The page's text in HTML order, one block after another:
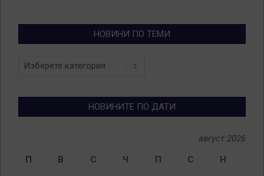
НОВИНИ ПО ТЕМИ
Новини
НОВИНИТЕ ПО ДАТИ
август 2026
П
В С Ч П С Н